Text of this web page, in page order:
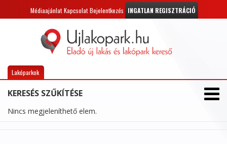
Médiaajánlat Kapcsolat Bejelentkezés INGATLAN REGISZTRÁCIÓ
Lakóparkok
KERESÉS SZŰKÍTÉSE
Nincs megjeleníthető elem.